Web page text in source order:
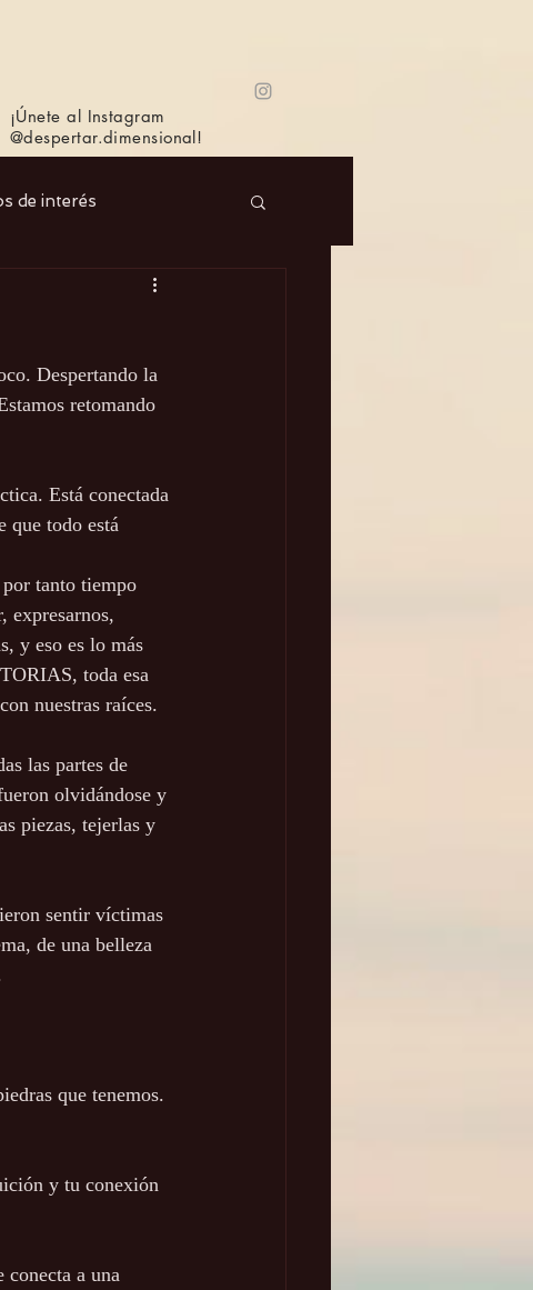
¡Únete al Instagram
@despertar.dimensional!
de interés
Música
Bioagricultura
Despertando la
retomando
Está conectada
que todo está
tanto tiempo
expresarnos,
y eso es lo más
toda esa
nuestras raíces.
las partes de
olvidándose y
piezas, tejerlas y
sentir víctimas
de una belleza
que tenemos.
y tu conexión
conecta a una